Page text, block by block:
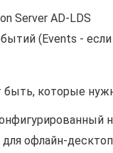
Server AD-LDS
(Events -
которые
офлайн-